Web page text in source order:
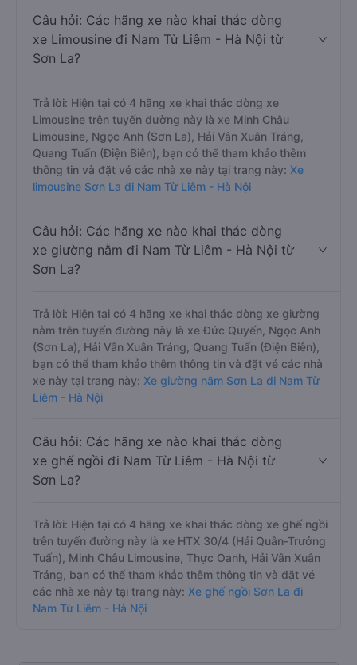
Câu hỏi: Các hãng xe nào khai thác dòng
xe Limousine đi Nam Từ Liêm - Hà Nội từ
Sơn La?
Trả lời: Hiện tại có 4 hãng xe khai thác dòng xe
Limousine trên tuyến đường này là xe Minh Châu
Limousine, Ngọc Anh (Sơn La), Hải Vân Xuân Tráng,
Quang Tuấn (Điện Biên), bạn có thể tham khảo thêm
thông tin và đặt vé các nhà xe này tại trang này: Xe
limousine Sơn La đi Nam Từ Liêm - Hà Nội
Câu hỏi: Các hãng xe nào khai thác dòng
xe giường nằm đi Nam Từ Liêm - Hà Nội từ
Sơn La?
Trả lời: Hiện tại có 4 hãng xe khai thác dòng xe giường
nằm trên tuyến đường này là xe Đức Quyến, Ngọc Anh
(Sơn La), Hải Vân Xuân Tráng, Quang Tuấn (Điện Biên),
bạn có thể tham khảo thêm thông tin và đặt vé các nhà
xe này tại trang này: Xe giường nằm Sơn La đi Nam Từ
Liêm - Hà Nội
Câu hỏi: Các hãng xe nào khai thác dòng
xe ghế ngồi đi Nam Từ Liêm - Hà Nội từ
Sơn La?
Trả lời: Hiện tại có 4 hãng xe khai thác dòng xe ghế ngồi
trên tuyến đường này là xe HTX 30/4 (Hải Quân-Trưởng
Tuấn), Minh Châu Limousine, Thực Oanh, Hải Vân Xuân
Tráng, bạn có thể tham khảo thêm thông tin và đặt vé
các nhà xe này tại trang này: Xe ghế ngồi Sơn La đi
Nam Từ Liêm - Hà Nội